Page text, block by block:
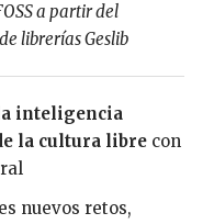
e
m
a
i
a partir del
librerías Geslib
inteligencia
la cultura libre con
nuevos retos,